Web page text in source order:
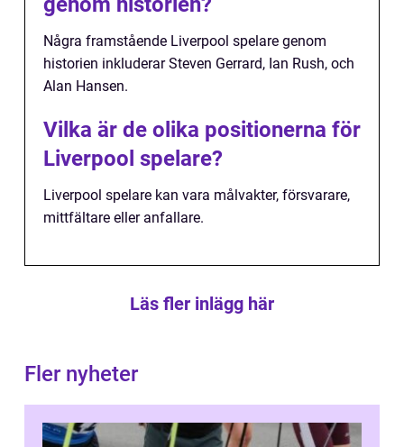
Några framstående Liverpool spelare genom
historien inkluderar Steven Gerrard, Ian Rush, och
Alan Hansen.
Vilka är de olika positionerna för
Liverpool spelare?
Liverpool spelare kan vara målvakter, försvarare,
mittfältare eller anfallare.
Läs fler inlägg här
Fler nyheter